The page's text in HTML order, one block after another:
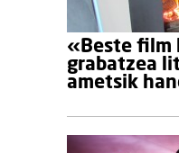
«Beste film
grabatzea
ametsik